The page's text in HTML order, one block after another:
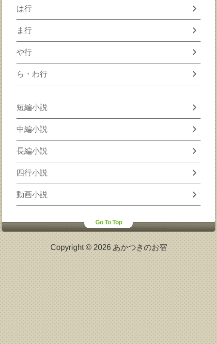
は行 chevron_right
ま行 chevron_right
や行 chevron_right
ら・わ行 chevron_right
短編小説 chevron_right
中編小説 chevron_right
長編小説 chevron_right
四行小説 chevron_right
動画小説 chevron_right
Go To Top
Copyright © 2026 あかつきのお宿